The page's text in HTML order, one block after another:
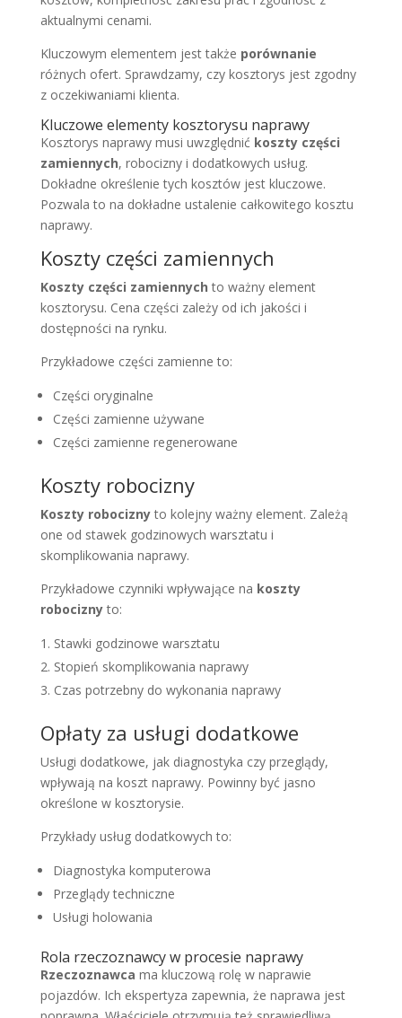
aktualnymi cenami.
Kluczowym elementem jest także porównanie
różnych ofert. Sprawdzamy, czy kosztorys jest zgodny
z oczekiwaniami klienta.
Kluczowe elementy kosztorysu naprawy
Kosztorys naprawy musi uwzględnić koszty części
zamiennych, robocizny i dodatkowych usług.
Dokładne określenie tych kosztów jest kluczowe.
Pozwala to na dokładne ustalenie całkowitego kosztu
naprawy.
Koszty części zamiennych
Koszty części zamiennych to ważny element
kosztorysu. Cena części zależy od ich jakości i
dostępności na rynku.
Przykładowe części zamienne to:
Części oryginalne
Części zamienne używane
Części zamienne regenerowane
Koszty robocizny
Koszty robociznyto kolejny ważny element. Zależą
one od stawek godzinowych warsztatu i
skomplikowania naprawy.
Przykładowe czynniki wpływające na koszty
robociznyto:
Stawki godzinowe warsztatu
Stopień skomplikowania naprawy
Czas potrzebny do wykonania naprawy
Opłaty za usługi dodatkowe
Usługi dodatkowe, jak diagnostyka czy przeglądy,
wpływają na koszt naprawy. Powinny być jasno
określone w kosztorysie.
Przykłady usług dodatkowych to:
Diagnostyka komputerowa
Przeglądy techniczne
Usługi holowania
Rola rzeczoznawcy w procesie naprawy
Rzeczoznawca ma kluczową rolę w naprawie
pojazdów. Ich ekspertyza zapewnia, że naprawa jest